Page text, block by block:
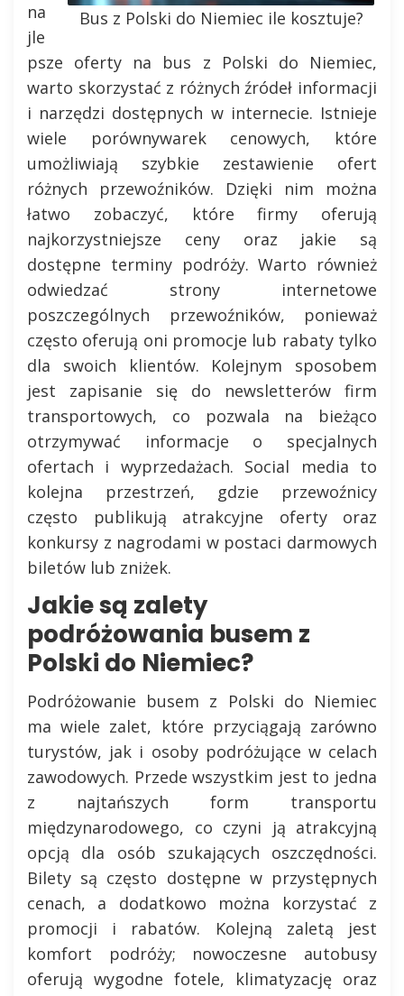
Bus z Polski do Niemiec ile kosztuje?
na
jle
psze oferty na bus z Polski do Niemiec,
warto skorzystać z różnych źródeł informacji
i narzędzi dostępnych w internecie. Istnieje
wiele porównywarek cenowych, które
umożliwiają szybkie zestawienie ofert
różnych przewoźników. Dzięki nim można
łatwo zobaczyć, które firmy oferują
najkorzystniejsze ceny oraz jakie są
dostępne terminy podróży. Warto również
odwiedzać strony internetowe
poszczególnych przewoźników, ponieważ
często oferują oni promocje lub rabaty tylko
dla swoich klientów. Kolejnym sposobem
jest zapisanie się do newsletterów firm
transportowych, co pozwala na bieżąco
otrzymywać informacje o specjalnych
ofertach i wyprzedażach. Social media to
kolejna przestrzeń, gdzie przewoźnicy
często publikują atrakcyjne oferty oraz
konkursy z nagrodami w postaci darmowych
biletów lub zniżek.
Jakie są zalety
podróżowania busem z
Polski do Niemiec?
Podróżowanie busem z Polski do Niemiec
ma wiele zalet, które przyciągają zarówno
turystów, jak i osoby podróżujące w celach
zawodowych. Przede wszystkim jest to jedna
z najtańszych form transportu
międzynarodowego, co czyni ją atrakcyjną
opcją dla osób szukających oszczędności.
Bilety są często dostępne w przystępnych
cenach, a dodatkowo można korzystać z
promocji i rabatów. Kolejną zaletą jest
komfort podróży; nowoczesne autobusy
oferują wygodne fotele, klimatyzację oraz